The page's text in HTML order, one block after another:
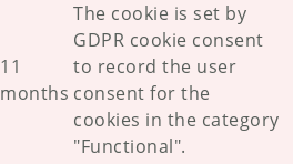
11
months
The cookie is set by
GDPR cookie consent
to record the user
consent for the
cookies in the category
"Functional".